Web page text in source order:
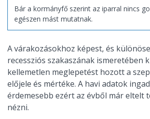
Bár a kormányfő szerint az iparral nincs
egészen mást mutatnak.
A várakozásokhoz képest, és
recessziós szakaszának ismeretében
kellemetlen meglepetést hozott a
előjele és mértéke. A havi adatok
érdemesebb ezért az évből már eltelt
nézni.